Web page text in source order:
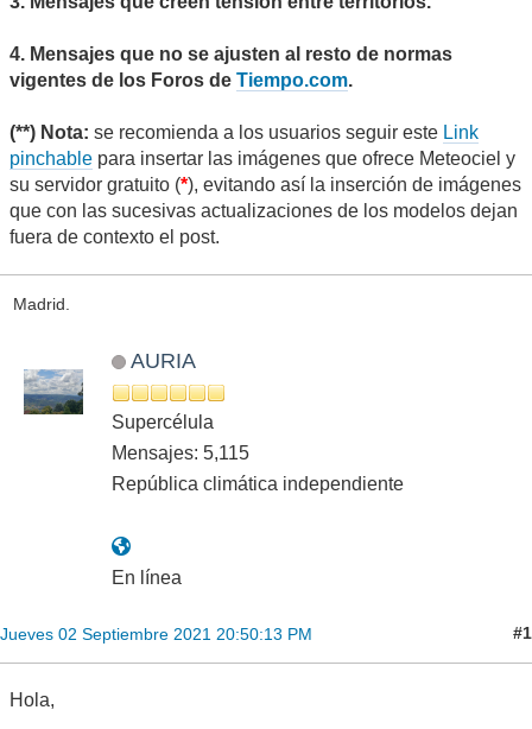
4. Mensajes que no se ajusten al resto de normas
vigentes de los Foros de Tiempo.com.
(**) Nota: se recomienda a los usuarios seguir este Link
pinchable para insertar las imágenes que ofrece Meteociel y
su servidor gratuito (*), evitando así la inserción de imágenes
que con las sucesivas actualizaciones de los modelos dejan
fuera de contexto el post.
Madrid.
AURIA
Supercélula
Mensajes: 5,115
República climática independiente
En línea
Jueves 02 Septiembre 2021 20:50:13 PM #1
Hola,